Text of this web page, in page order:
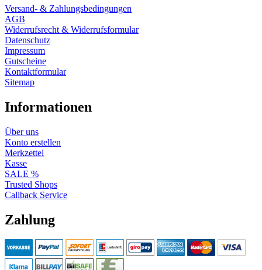
Versand- & Zahlungsbedingungen
AGB
Widerrufsrecht & Widerrufsformular
Datenschutz
Impressum
Gutscheine
Kontaktformular
Sitemap
Informationen
Über uns
Konto erstellen
Merkzettel
Kasse
SALE %
Trusted Shops
Callback Service
Zahlung